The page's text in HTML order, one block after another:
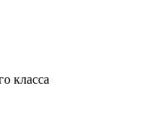
класса